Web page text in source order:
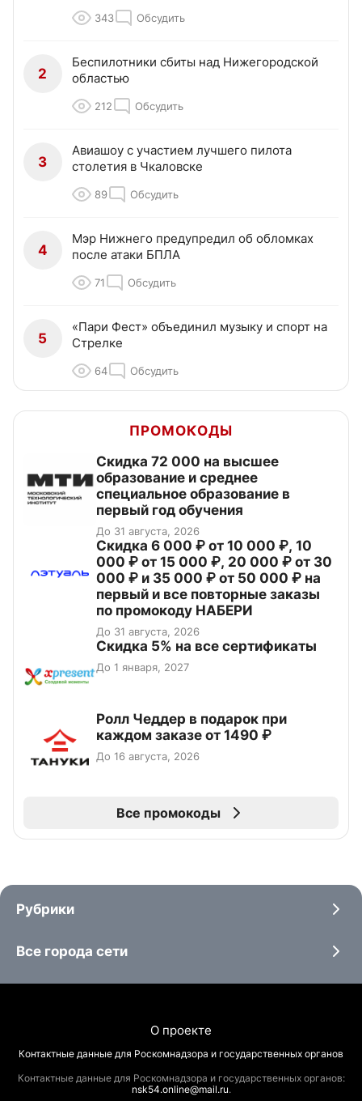
343 Обсудить
2
Беспилотники сбиты над Нижегородской
областью
212 Обсудить
3
Авиашоу с участием лучшего пилота
столетия в Чкаловске
89 Обсудить
4
Мэр Нижнего предупредил об обломках
после атаки БПЛА
71 Обсудить
5
«Пари Фест» объединил музыку и спорт на
Стрелке
64 Обсудить
ПРОМОКОДЫ
Скидка 72 000 на высшее
образование и среднее
специальное образование в
первый год обучения
До 31 августа, 2026
Скидка 6 000 ₽ от 10 000 ₽, 10
000 ₽ от 15 000 ₽, 20 000 ₽ от 30
000 ₽ и 35 000 ₽ от 50 000 ₽ на
первый и все повторные заказы
по промокоду НАБЕРИ
До 31 августа, 2026
Скидка 5% на все сертификаты
До 1 января, 2027
Ролл Чеддер в подарок при
каждом заказе от 1490 ₽
До 16 августа, 2026
Все промокоды
Рубрики
Все города сети
О проекте
Контактные данные для Роскомнадзора и государственных органов
Контактные данные для Роскомнадзора и государственных органов:
nsk54.online@mail.ru.